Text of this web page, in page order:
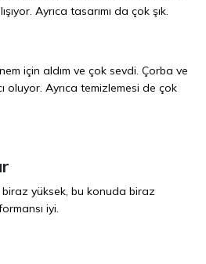
Ayrıca tasarımı da çok şık.
için aldım ve çok sevdi. Çorba ve
oluyor. Ayrıca temizlemesi de çok
yüksek, bu konuda biraz
iyi.